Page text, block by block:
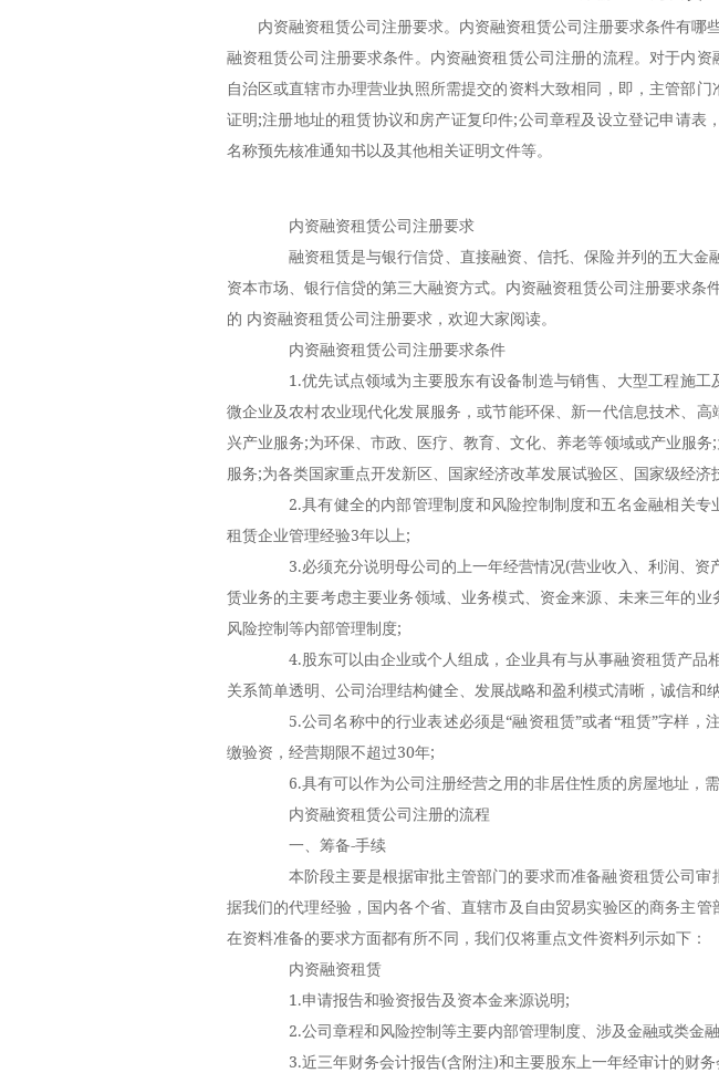
内资融资租赁公司注册要求。内资融资租赁公司注册要求条件有哪
融资租赁公司注册要求条件。内资融资租赁公司注册的流程。对于内资
自治区或直辖市办理营业执照所需提交的资料大致相同，即，主管部
证明;注册地址的租赁协议和房产证复印件;公司章程及设立登记申请表
名称预先核准通知书以及其他相关证明文件等。
内资融资租赁公司注册要求
融资租赁是与银行信贷、直接融资、信托、保险并列的五大金
资本市场、银行信贷的第三大融资方式。内资融资租赁公司注册要求条
的 内资融资租赁公司注册要求，欢迎大家阅读。
内资融资租赁公司注册要求条件
1.优先试点领域为主要股东有设备制造与销售、大型工程施工
微企业及农村农业现代化发展服务，或节能环保、新一代信息技术、
兴产业服务;为环保、市政、医疗、教育、文化、养老等领域或产业服务
服务;为各类国家重点开发新区、国家经济改革发展试验区、国家级经
2.具有健全的内部管理制度和风险控制制度和五名金融相关专
租赁企业管理经验3年以上;
3.必须充分说明母公司的上一年经营情况(营业收入、利润、资
赁业务的主要考虑主要业务领域、业务模式、资金来源、未来三年的
风险控制等内部管理制度;
4.股东可以由企业或个人组成，企业具有与从事融资租赁产品
关系简单透明、公司治理结构健全、发展战略和盈利模式清晰，诚信和
5.公司名称中的行业表述必须是“融资租赁”或者“租赁”字样，
缴验资，经营期限不超过30年;
6.具有可以作为公司注册经营之用的非居住性质的房屋地址，
内资融资租赁公司注册的流程
一、筹备-手续
本阶段主要是根据审批主管部门的要求而准备融资租赁公司审
据我们的代理经验，国内各个省、直辖市及自由贸易实验区的商务主
在资料准备的要求方面都有所不同，我们仅将重点文件资料列示如下：
内资融资租赁
1.申请报告和验资报告及资本金来源说明;
2.公司章程和风险控制等主要内部管理制度、涉及金融或类金
3.近三年财务会计报告(含附注)和主要股东上一年经审计的财务